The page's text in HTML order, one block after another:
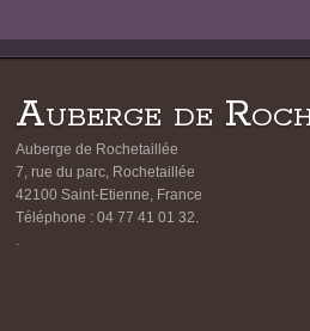
Auberge de
Auberge de Rochetaillée
7, rue du parc, Rochetaillée
42100 Saint-Etienne, France
Téléphone :04 77 41 01 32